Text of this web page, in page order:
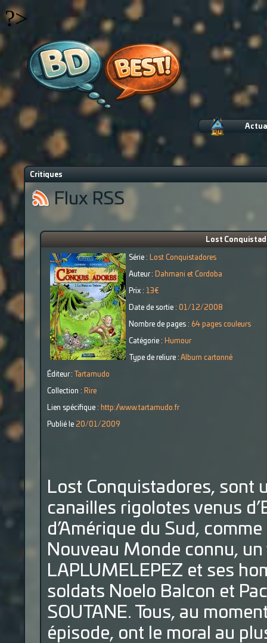
?>
Critiques
Flux RSS
Lost
Série : Lost Conquistadores
Auteur : Dahmani et Cordoba
Prix : 13€
Date de sortie : 01/12/2008
Nombre de pages : 64 pages couleurs
Catégorie : Humour
Type de reliure : Album cartonné
Éditeur : Tartamudo
Collection : Rire
Lien spécifique : http://www.tartamudo.fr
Publié le 20/01/2009
Lost Conquistadores, sont
canailles rigolotes venus
d’Amérique du Sud,
Nouveau Monde connu,
LAPLUMELEPEZ et ses
soldats Noelo Balcon et
SOUTANE. Tous, au
épisode, ont le moral au